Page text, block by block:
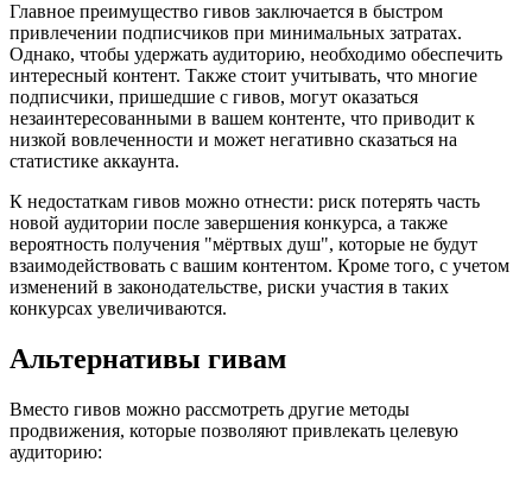
Главное преимущество гивов заключается в быстром
привлечении подписчиков при минимальных затратах.
Однако, чтобы удержать аудиторию, необходимо обеспечить
интересный контент. Также стоит учитывать, что многие
подписчики, пришедшие с гивов, могут оказаться
незаинтересованными в вашем контенте, что приводит к
низкой вовлеченности и может негативно сказаться на
статистике аккаунта.
К недостаткам гивов можно отнести: риск потерять часть
новой аудитории после завершения конкурса, а также
вероятность получения "мёртвых душ", которые не будут
взаимодействовать с вашим контентом. Кроме того, с учетом
изменений в законодательстве, риски участия в таких
конкурсах увеличиваются.
Альтернативы гивам
Вместо гивов можно рассмотреть другие методы
продвижения, которые позволяют привлекать целевую
аудиторию: